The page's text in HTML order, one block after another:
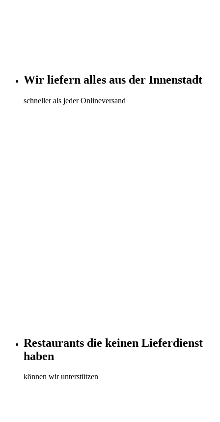
Wir liefern alles aus der Innenstadt
schneller als jeder Onlineversand
Restaurants die keinen Lieferdienst
haben
können wir unterstützen